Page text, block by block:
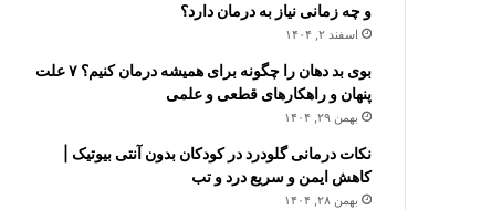
و چه زمانی نیاز به درمان دارد؟
اسفند ۲, ۱۴۰۴
بوی بد دهان را چگونه برای همیشه درمان کنیم؟ ۷ علت
پنهان و راهکارهای قطعی و علمی
بهمن ۲۹, ۱۴۰۴
نکات درمانی گلودرد در کودکان بدون آنتی بیوتیک |
کاهش ایمن و سریع درد و تب
بهمن ۲۸, ۱۴۰۴